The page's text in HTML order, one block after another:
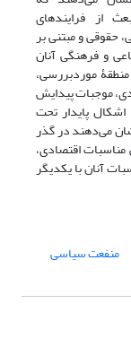
از فرایندهای
حقوقی و مبتنی بر
و فرهنگی آنان
موردبررسی،
موجبات پیدایش
پایدار تحت
می‌دهند در گذر
اقتصادی،
آنان با یکدیگر
منفعت سیاسی